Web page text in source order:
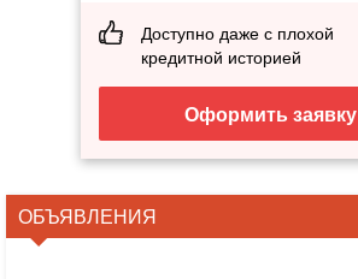
Доступно даже с плохой
кредитной историей
Оформить заявку
ОБЪЯВЛЕНИЯ